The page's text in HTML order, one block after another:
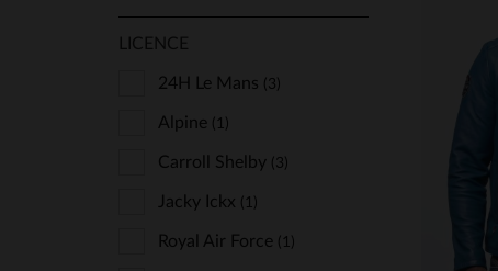
LICENCE
24H Le Mans (3)
Alpine (1)
Carroll Shelby (3)
Jacky Ickx (1)
Royal Air Force (1)